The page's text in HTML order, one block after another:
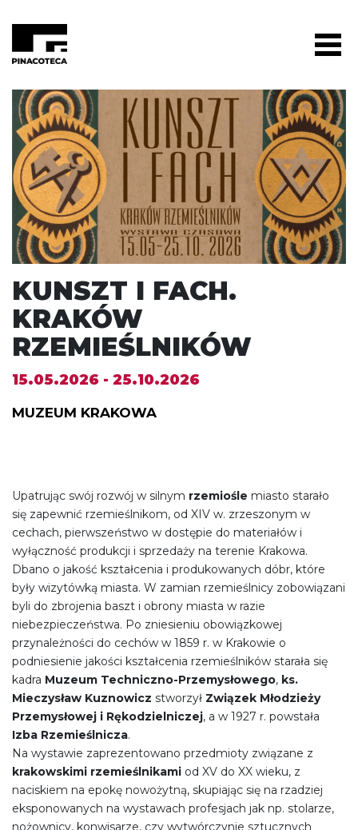
KUNSZT I FACH.
KRAKÓW
RZEMIEŚLNIKÓW
15.05.2026 - 25.10.2026
MUZEUM KRAKOWA
Upatrując swój rozwój w silnym rzemiośle miasto starało
się zapewnić rzemieślnikom, od XIV w. zrzeszonym w
cechach, pierwszeństwo w dostępie do materiałów i
wyłączność produkcji i sprzedaży na terenie Krakowa.
Dbano o jakość kształcenia i produkowanych dóbr, które
były wizytówką miasta. W zamian rzemieślnicy zobowiązani
byli do zbrojenia baszt i obrony miasta w razie
niebezpieczeństwa. Po zniesieniu obowiązkowej
przynależności do cechów w 1859 r. w Krakowie o
podniesienie jakości kształcenia rzemieślników starała się
kadra Muzeum Techniczno-Przemysłowego, ks.
Mieczysław Kuznowicz stworzył Związek Młodzieży
Przemysłowej i Rękodzielniczej, a w 1927 r. powstała
Izba Rzemieślnicza.
Na wystawie zaprezentowano przedmioty związane z
krakowskimi rzemieślnikami od XV do XX wieku, z
naciskiem na epokę nowożytną, skupiając się na rzadziej
eksponowanych na wystawach profesjach jak np. stolarze,
nożownicy, konwisarze, czy wytwórczynie sztucznych